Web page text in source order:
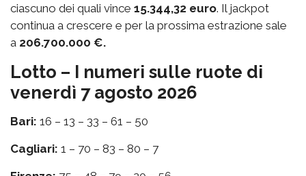
ciascuno dei quali vince 15.344,32 euro. Il jackpot
continua a crescere e per la prossima estrazione sale
a 206.700.000 €.
Lotto – I numeri sulle ruote di
venerdì 7 agosto 2026
Bari: 16 – 13 – 33 – 61 – 50
Cagliari: 1 – 70 – 83 – 80 – 7